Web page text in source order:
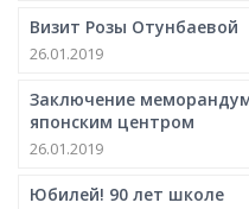
Визит Розы Отунбаевой
26.01.2019
Заключение
японским центром
26.01.2019
Юбилей! 90 лет школе